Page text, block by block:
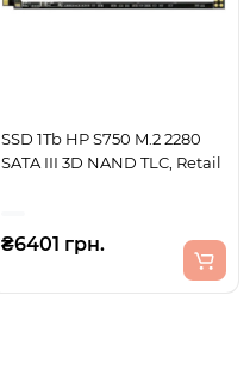
SSD 1Tb HP S750 M.2 2280
SATA III 3D NAND TLC, Retail
₴6401 грн.